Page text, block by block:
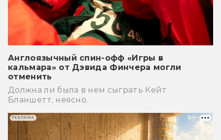
Англоязычный спин-офф «Игры в
кальмара» от Дэвида Финчера могли
отменить
Должна ли была в нем сыграть Кейт
Бланшетт, неясно.
РЕКЛАМА